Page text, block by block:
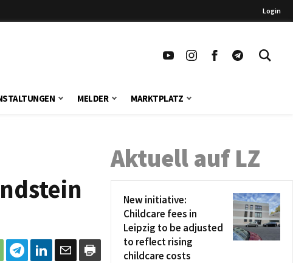
Login
MELDER MARKTPLATZ
Aktuell auf LZ
New initiative:
Childcare fees in
Leipzig to be adjusted
to reflect rising
childcare costs